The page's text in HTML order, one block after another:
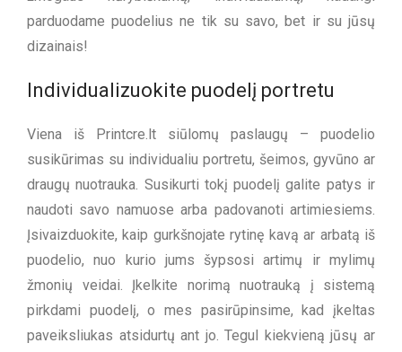
parduodame puodelius ne tik su savo, bet ir su jūsų
dizainais!
Individualizuokite puodelį portretu
Viena iš Printcre.lt siūlomų paslaugų – puodelio
susikūrimas su individualiu portretu, šeimos, gyvūno ar
draugų nuotrauka. Susikurti tokį puodelį galite patys ir
naudoti savo namuose arba padovanoti artimiesiems.
Įsivaizduokite, kaip gurkšnojate rytinę kavą ar arbatą iš
puodelio, nuo kurio jums šypsosi artimų ir mylimų
žmonių veidai. Įkelkite norimą nuotrauką į sistemą
pirkdami puodelį, o mes pasirūpinsime, kad įkeltas
paveiksliukas atsidurtų ant jo. Tegul kiekvieną jūsų ar